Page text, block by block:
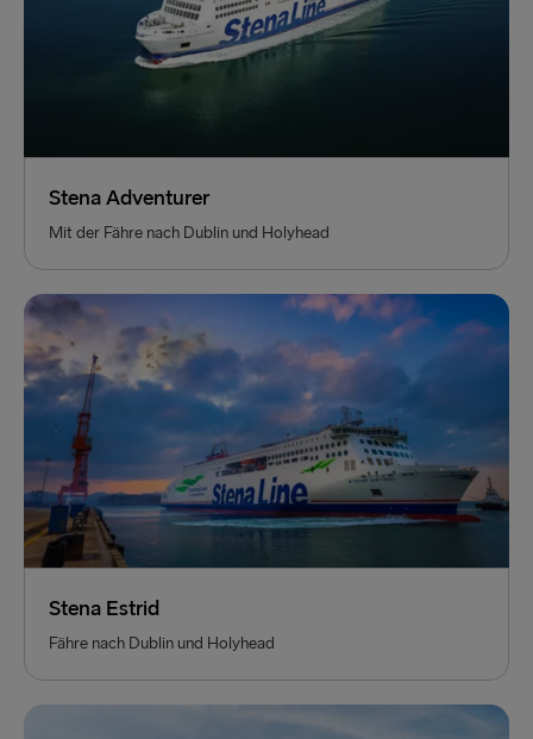
Stena Adventurer
Mit der Fähre nach Dublin und Holyhead
Stena Estrid
Fähre nach Dublin und Holyhead